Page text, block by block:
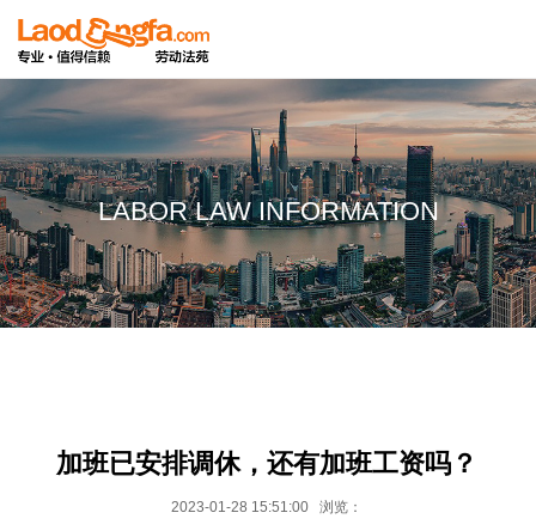
LABOR LAW INFORMATION
加班已安排调休，还有加班工资吗？
2023-01-28 15:51:00 浏览：